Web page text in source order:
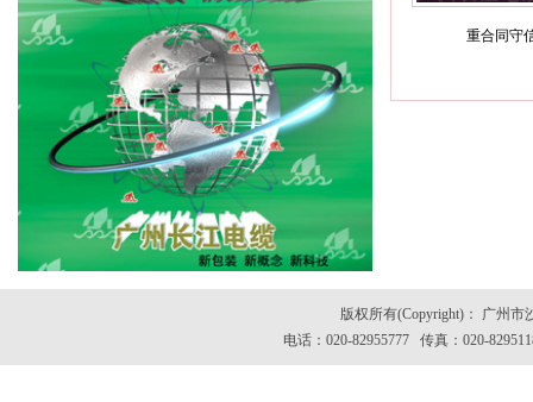
重合同守
版权所有(Copyright)： 广州
电话：020-82955777 传真：020-